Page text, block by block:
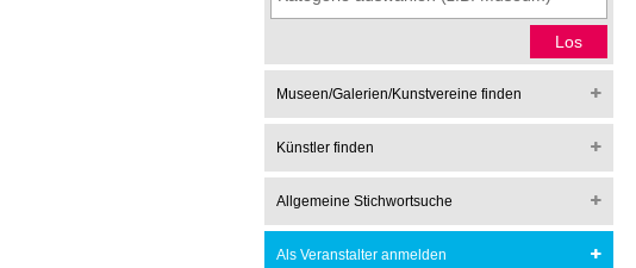
Museen/Galerien/Kunstvereine finden
Künstler finden
Allgemeine Stichwortsuche
Als Veranstalter anmelden